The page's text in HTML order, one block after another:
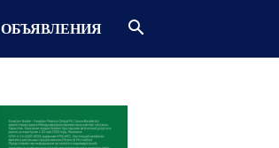
ОБЪЯВЛЕНИЯ